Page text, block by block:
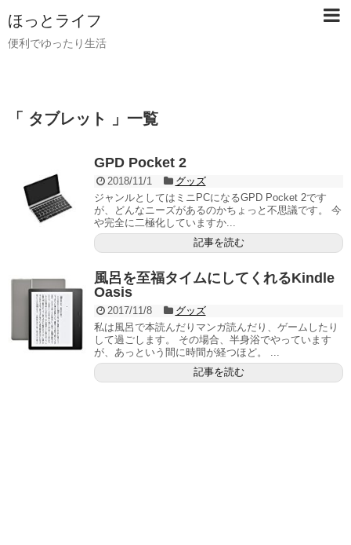
ほっとライフ
便利でゆったり生活
「 タブレット 」一覧
GPD Pocket 2
2018/11/1
グッズ
ジャンルとしてはミニPCになるGPD Pocket 2です
が、どんなニーズがあるのかちょっと不思議です。 今
や完全に二極化していますか...
記事を読む
風呂を至福タイムにしてくれるKindle
Oasis
2017/11/8
グッズ
私は風呂で本読んだりマンガ読んだり、ゲームしたり
して過ごします。 その場合、半身浴でやっています
が、あっという間に時間が経つほど。 ...
記事を読む